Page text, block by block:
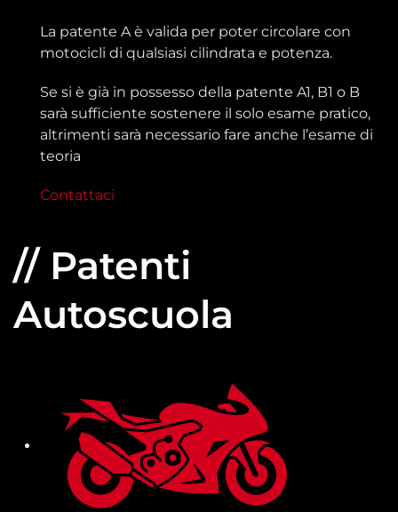
La patente A è valida per poter circolare con
motocicli di qualsiasi cilindrata e potenza.
Se si è già in possesso della patente A1, B1 o B
sarà sufficiente sostenere il solo esame pratico,
altrimenti sarà necessario fare anche l’esame di
teoria
Contattaci
// Patenti
Autoscuola